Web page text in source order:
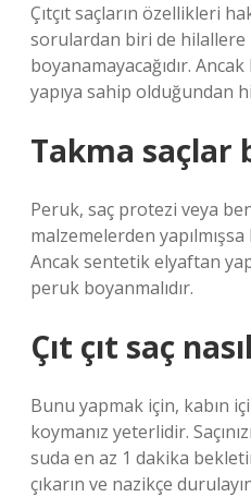
Çıtçıt saçların özellikleri
sorulardan biri de hilallere
boyanamayacağıdır.
yapıya sahip olduğundan
Takma saçlar
Peruk, saç protezi veya
malzemelerden
Ancak sentetik elyaftan
peruk boyanmalıdır.
Çıt çıt saç
Bunu yapmak için, kabın
koymanız yeterlidir.
suda en az 1 dakika
çıkarın ve nazikçe